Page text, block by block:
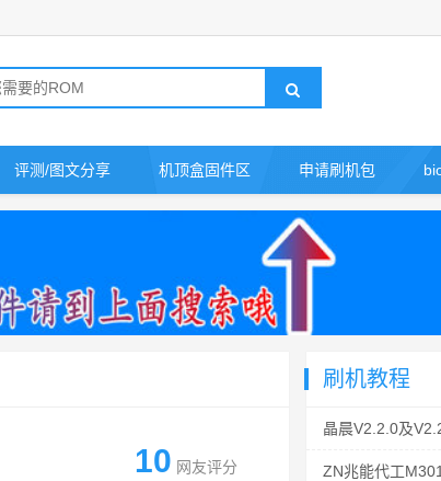
评测/图文分享 机顶盒固件区 申请刷机包
10 网友评分
刷机教程
晶晨V2.2.0及
ZN兆能代工